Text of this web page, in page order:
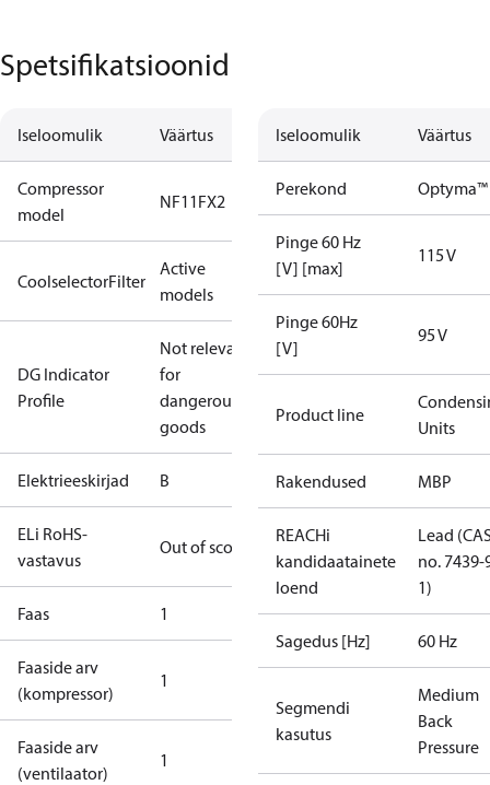
Spetsifikatsioonid
Iseloomulik Väärtus
Compressor
model
NF11FX2
CoolselectorFilter
Active
models
DG Indicator
Profile
Not relevant
for
dangerous
goods
Elektrieeskirjad B
ELi RoHS-
vastavus
Out of scope
Faas 1
Faaside arv
(kompressor)
1
Faaside arv
(ventilaator)
1
Iseloomulik Väärtus
Perekond Optyma™
Pinge 60 Hz
[V] [max]
115 V
Pinge 60Hz
[V]
95 V
Product line
Units
Rakendused MBP
REACHi
kandidaatainete
loend
Lead
no. 7439-
1)
Sagedus [Hz] 60 Hz
Segmendi
kasutus
Medium
Back
Pressure